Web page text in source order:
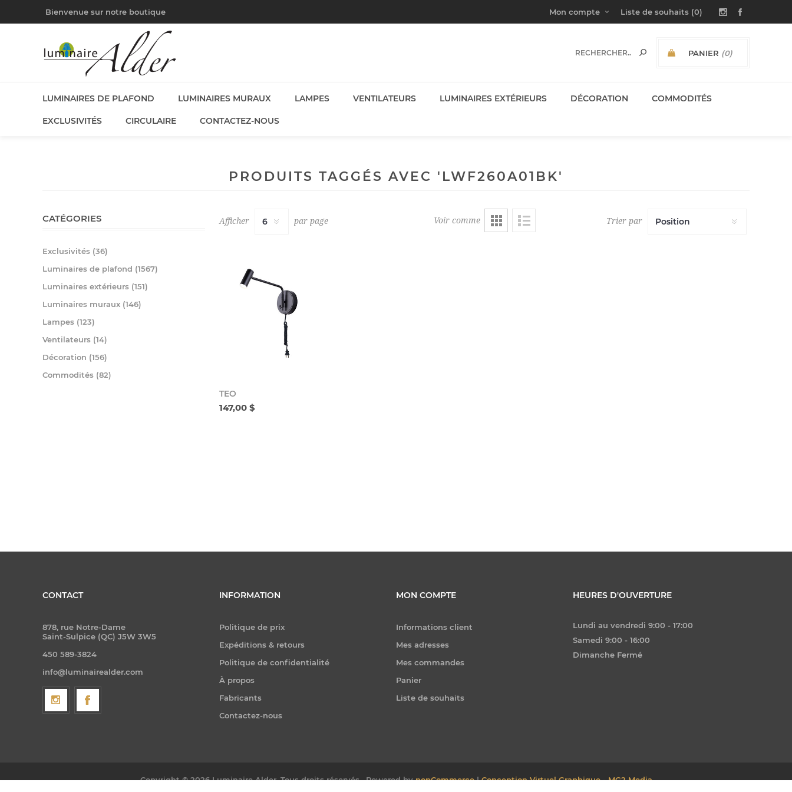
Bienvenue sur notre boutique Mon compte Liste de souhaits (0)
PANIER (0)
LUMINAIRES DE PLAFOND LUMINAIRES MURAUX LAMPES VENTILATEURS LUMINAIRES EXTÉRIEURS DÉCORATION COMMODITÉS
EXCLUSIVITÉS CIRCULAIRE CONTACTEZ-NOUS
PRODUITS TAGGÉS AVEC 'LWF260A01BK'
Voir comme Trier par
Afficher par page
TEO
147,00 $
CATÉGORIES
Exclusivités (36)
Luminaires de plafond (1567)
Luminaires extérieurs (151)
Luminaires muraux (146)
Lampes (123)
Ventilateurs (14)
Décoration (156)
Commodités (82)
CONTACT
878, rue Notre-Dame
Saint-Sulpice (QC) J5W 3W5
450 589-3824
info@luminairealder.com
INFORMATION
Politique de prix
Expéditions & retours
Politique de confidentialité
À propos
Fabricants
Contactez-nous
MON COMPTE
Informations client
Mes adresses
Mes commandes
Panier
Liste de souhaits
HEURES D'OUVERTURE
Lundi au vendredi 9:00 - 17:00
Samedi 9:00 - 16:00
Dimanche Fermé
Copyright © 2026 Luminaire Alder. Tous droits réservés.Powered bynopCommerce|Conception Virtuel Graphique - MG2 Media